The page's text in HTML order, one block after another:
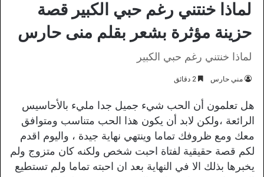
لماذا خنتني رغم حبي الكبير قصة
حزينة مؤثرة بشعر بقلم منى حارس
لماذا خنتني رغم حبي الكبير
مني حارس
هل تعلمون أن الحب شيء جميل جدا مليء بالأحاسيس
الرائعة ،ولكن لابد أن يكون هذا الحب متناسب ومتوافق
معك ومع ظروفك تماما وينتهي نهاية جيدة ، واليوم اقدم
لكم قصة حقيقية لفتاة احبت شخص ولكنه كان متزوج ولم
يخبرها بذلك الا في النهاية بعد ان احبته تماما ولم تستطيع